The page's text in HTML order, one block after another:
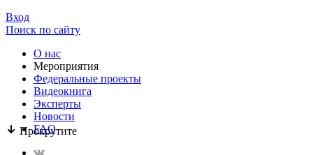
Прокрутите
Вход
Поиск по сайту
О нас
Mероприятия
Федеральные проекты
Видеокнига
Эксперты
Новости
FAQ